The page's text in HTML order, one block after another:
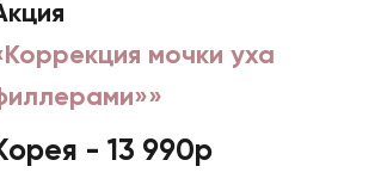
мочки уха
- 13 990р